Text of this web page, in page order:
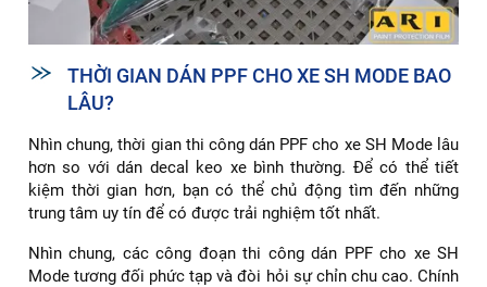
THỜI GIAN DÁN PPF CHO XE SH MODE BAO
LÂU?
Nhìn chung, thời gian thi công dán PPF cho xe SH Mode lâu
hơn so với dán decal keo xe bình thường. Để có thể tiết
kiệm thời gian hơn, bạn có thể chủ động tìm đến những
trung tâm uy tín để có được trải nghiệm tốt nhất.
Nhìn chung, các công đoạn thi công dán PPF cho xe SH
Mode tương đối phức tạp và đòi hỏi sự chỉn chu cao. Chính